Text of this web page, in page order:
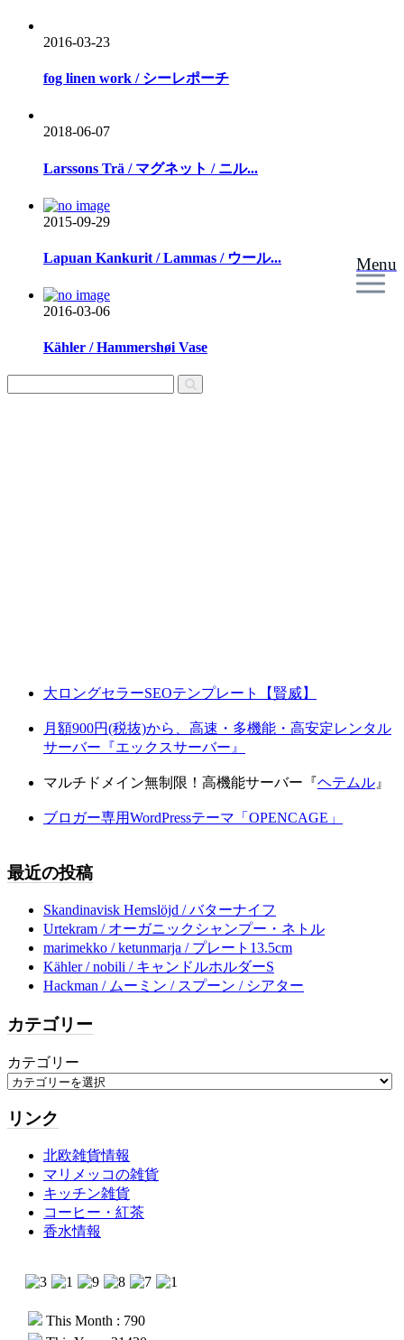
Menu
2016-03-23
fog linen work / シーレポーチ
2018-06-07
Larssons Trä / マグネット / ニル...
2015-09-29
Lapuan Kankurit / Lammas / ウール...
2016-03-06
Kähler / Hammershøi Vase
大ロングセラーSEOテンプレート【賢威】
月額900円(税抜)から、高速・多機能・高安定レンタル
サーバー『エックスサーバー』
マルチドメイン無制限！高機能サーバー『ヘテムル 』
ブロガー専用WordPressテーマ「OPENCAGE」
最近の投稿
Skandinavisk Hemslöjd / バターナイフ
Urtekram / オーガニックシャンプー・ネトル
marimekko / ketunmarja / プレート13.5cm
Kähler / nobili / キャンドルホルダーS
Hackman / ムーミン / スプーン / シアター
カテゴリー
カテゴリー
リンク
北欧雑貨情報
マリメッコの雑貨
キッチン雑貨
コーヒー・紅茶
香水情報
This Month : 790